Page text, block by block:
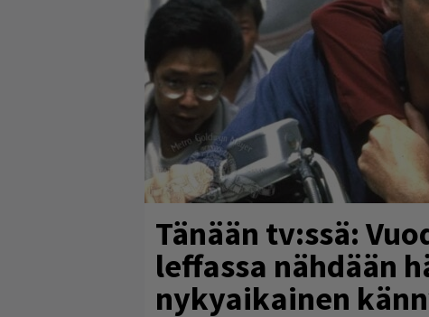
Tänään tv:ssä:
leffassa nähdään
nykyaikainen